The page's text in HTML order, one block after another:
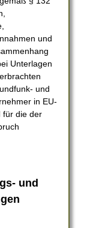
und
Unterlagen
und
in EU-
für die der
und